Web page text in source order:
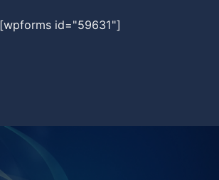
[wpforms id="59631"]